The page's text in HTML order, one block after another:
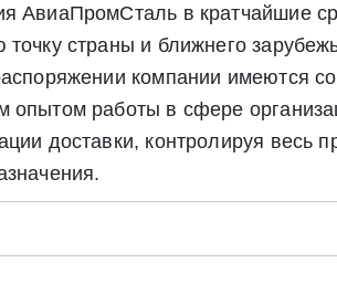
АвиаПромСталь в кратчайшие
страны и ближнего
компании имеются
опытом работы в сфере
доставки, контролируя весь